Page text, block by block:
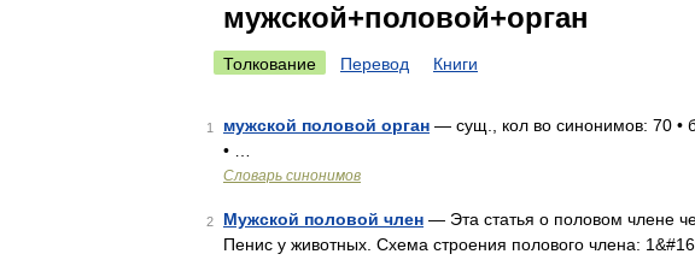
мужской+половой+орган
Толкование Перевод Книги
1 мужской половой орган — сущ., кол во синонимов: 70 •
• …
Словарь синонимов
2 Мужской половой член — Эта статья о половом члене
Пенис у животных. Схема строения полового члена: